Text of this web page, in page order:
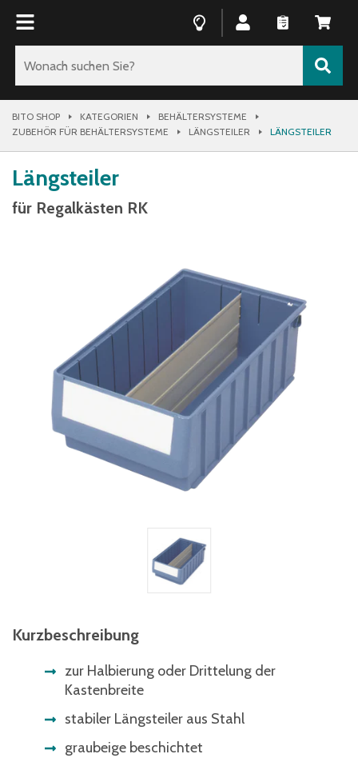
BITO SHOP KATEGORIEN
BEHÄLTERSYSTEME
ZUBEHÖR FÜR BEHÄLTERSYSTEME
LÄNGSTEILER LÄNGSTEILER
Längsteiler
für Regalkästen RK
Kurzbeschreibung
zur Halbierung oder Drittelung der
Kastenbreite
stabiler Längsteiler aus Stahl
graubeige beschichtet